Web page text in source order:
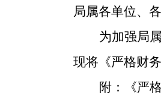
局属各单位、
为加强局
现将《严格财
附：《严